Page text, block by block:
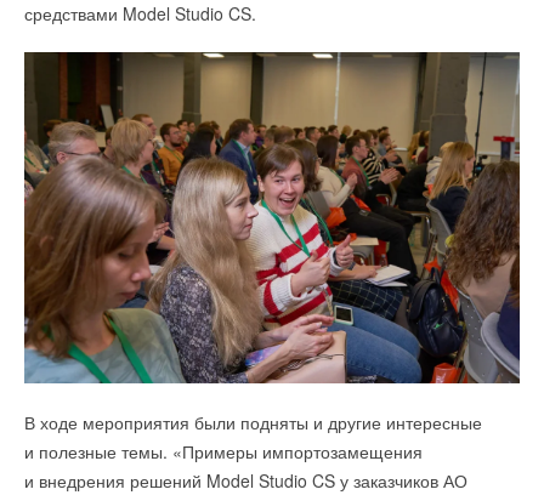
средствами Model Studio CS.
В ходе мероприятия были подняты и другие интересные
и полезные темы. «Примеры импортозамещения
и внедрения решений Model Studio CS у заказчиков АО